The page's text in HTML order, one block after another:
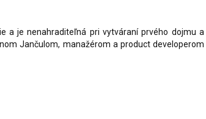
a je nenahraditeľná pri vytváraní prvého dojmu a
Jančulom, manažérom a product developerom